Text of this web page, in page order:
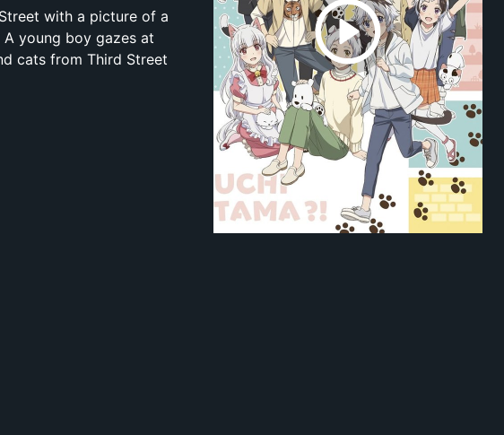
with a picture of a
A young boy gazes at
cats from Third Street